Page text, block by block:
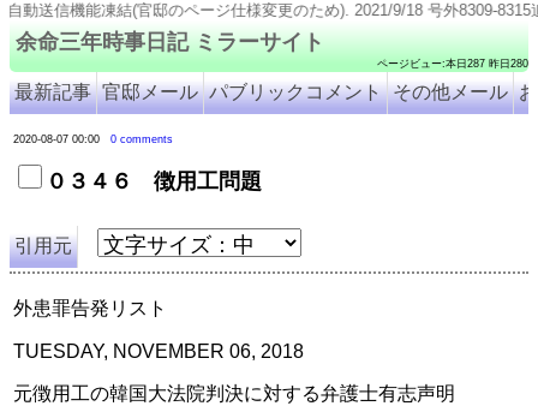
余命三年時事日記 ミラーサイト
ページビュー:本日287 昨日280
最新記事 官邸メール パブリックコメント その他メール
2020-08-07 00:00 0 comments
０３４６ 徴用工問題
引用元
外患罪告発リスト
TUESDAY, NOVEMBER 06, 2018
元徴用工の韓国大法院判決に対する弁護士有志声明
能凍結(官邸のページ仕様変更のため). 2021/9/18 号外8309-8315追加.